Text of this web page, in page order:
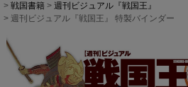
戦国書籍
週刊ビジュアル『戦国王』
週刊ビジュアル『戦国王』 特製バインダー